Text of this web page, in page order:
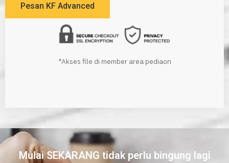
Pesan KF Advanced
*Akses file di member area pediaon
Mulai SEKARANG tidak perlu bingung lagi